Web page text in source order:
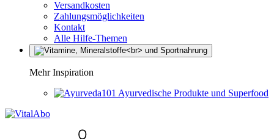
Versandkosten
Zahlungsmöglichkeiten
Kontakt
Alle Hilfe-Themen
Mehr Inspiration
Ayurvedische Produkte und Superfood